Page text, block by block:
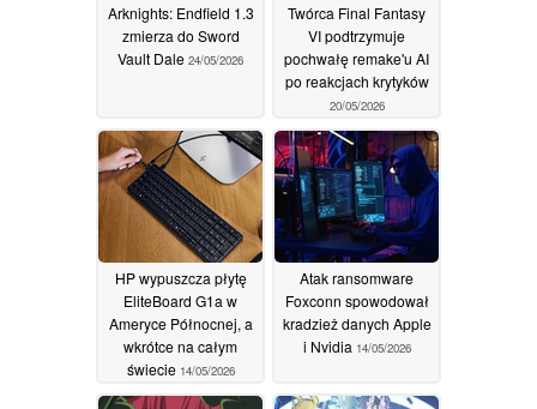
Arknights: Endfield 1.3
zmierza do Sword
Vault Dale 24/05/2026
Twórca Final Fantasy
VI podtrzymuje
pochwałę remake'u AI
po reakcjach krytyków
20/05/2026
HP wypuszcza płytę
EliteBoard G1a w
Ameryce Północnej, a
wkrótce na całym
świecie 14/05/2026
Atak ransomware
Foxconn spowodował
kradzież danych Apple
i Nvidia 14/05/2026